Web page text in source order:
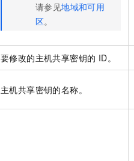
请参见地域和可用
区。
要修改的主机共享密钥的 ID。
主机共享密钥的名称。